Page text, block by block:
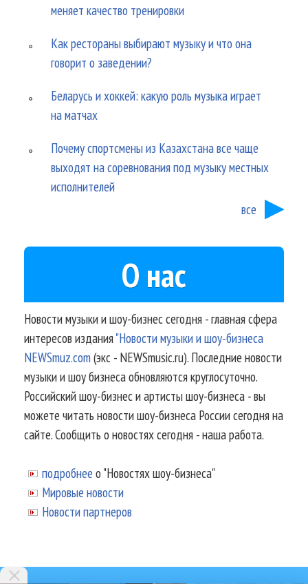
меняет качество тренировки
Как рестораны выбирают музыку и что она
говорит о заведении?
Беларусь и хоккей: какую роль музыка играет
на матчах
Почему спортсмены из Казахстана все чаще
выходят на соревнования под музыку местных
исполнителей
все
О нас
Новости музыки и шоу-бизнес сегодня - главная сфера
интересов издания"Новости музыки и шоу-бизнеса
NEWSmuz.com(экс - NEWSmusic.ru). Последние новости
музыки и шоу бизнеса обновляются круглосуточно.
Российский шоу-бизнес и артисты шоу-бизнеса - вы
можете читать новости шоу-бизнеса России сегодня на
сайте. Сообщить о новостях сегодня - наша работа.
подробнее о "Новостях шоу-бизнеса"
Мировые новости
Новости партнеров